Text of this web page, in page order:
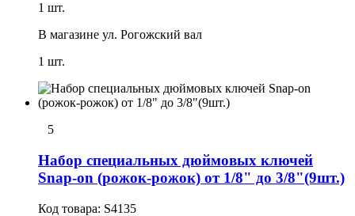
1 шт.
В магазине ул. Рогожский вал
1 шт.
5
Набор специальных дюймовых ключей
Snap-on (рожок-рожок) от 1/8" до 3/8"(9шт.)
Код товара: S4135